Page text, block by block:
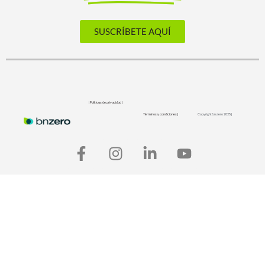
SUSCRÍBETE AQUÍ
| Políticas de privacidad |
Términos y condiciones | Copyright bnzero 2025 |